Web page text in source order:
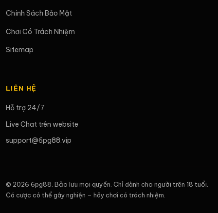
Chính Sách Bảo Mật
Chơi Có Trách Nhiệm
Sitemap
LIÊN HỆ
Hỗ trợ 24/7
Live Chat trên website
support@6pg88.vip
© 2026 6pg88. Bảo lưu mọi quyền. Chỉ dành cho người trên 18 tuổi.
Cá cược có thể gây nghiện – hãy chơi có trách nhiệm.